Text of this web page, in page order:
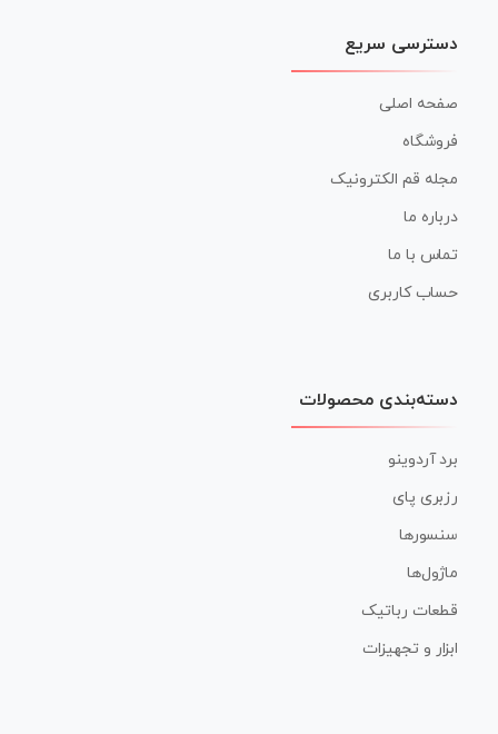
دسترسی سریع
صفحه اصلی
فروشگاه
مجله قم الکترونیک
درباره ما
تماس با ما
حساب کاربری
دسته‌بندی محصولات
برد آردوینو
رزبری پای
سنسورها
ماژول‌ها
قطعات رباتیک
ابزار و تجهیزات